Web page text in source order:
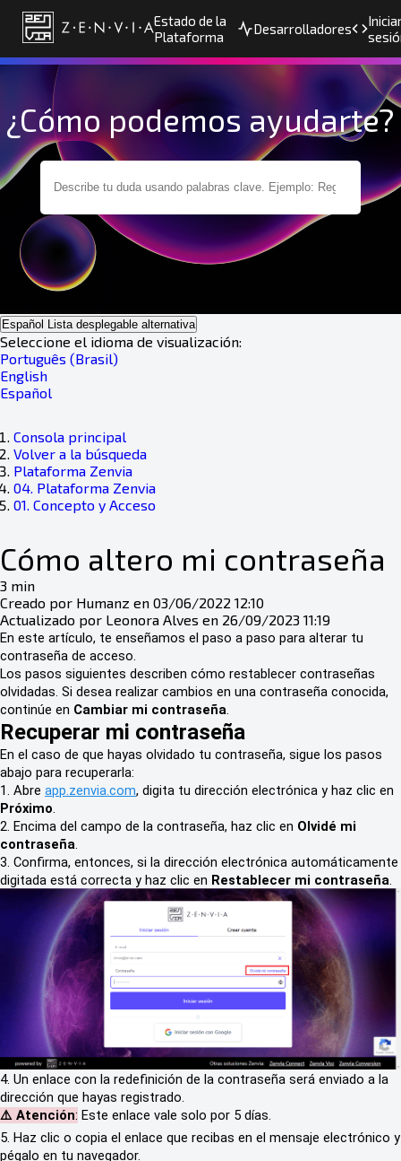
Estado de la
Plataforma
Desarrolladores
¿Cómo podemos ayudarte?
Español Lista desplegable alternativa
Seleccione el idioma de visualización:
Português (Brasil)
English
Español
Consola principal
Volver a la búsqueda
Plataforma Zenvia
04. Plataforma Zenvia
01. Concepto y Acceso
Cómo altero mi contraseña
3 min
Creado por Humanz en 03/06/2022 12:10
Actualizado por Leonora Alves en 26/09/2023 11:19
En este artículo, te enseñamos el paso a paso para alterar tu
contraseña de acceso.
Los pasos siguientes describen cómo restablecer contraseñas
olvidadas. Si desea realizar cambios en una contraseña conocida,
continúe en Cambiar mi contraseña.
Recuperar mi contraseña
En el caso de que hayas olvidado tu contraseña, sigue los pasos
abajo para recuperarla:
1. Abre app.zenvia.com, digita tu dirección electrónica y haz clic en
Próximo.
2. Encima del campo de la contraseña, haz clic en Olvidé mi
contraseña.
3. Confirma, entonces, si la dirección electrónica automáticamente
digitada está correcta y haz clic en Restablecer mi contraseña.
4. Un enlace con la redefinición de la contraseña será enviado a la
dirección que hayas registrado.
⚠️ Atención: Este enlace vale solo por 5 días.
5. Haz clic o copia el enlace que recibas en el mensaje electrónico y
pégalo en tu navegador.